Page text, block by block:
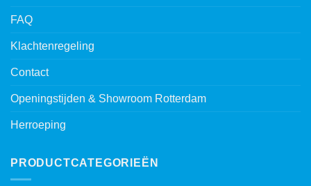
FAQ
Klachtenregeling
Contact
Openingstijden & Showroom Rotterdam
Herroeping
PRODUCTCATEGORIEËN